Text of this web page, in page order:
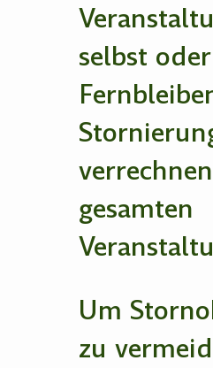
selbst
gesamten
Um
zu